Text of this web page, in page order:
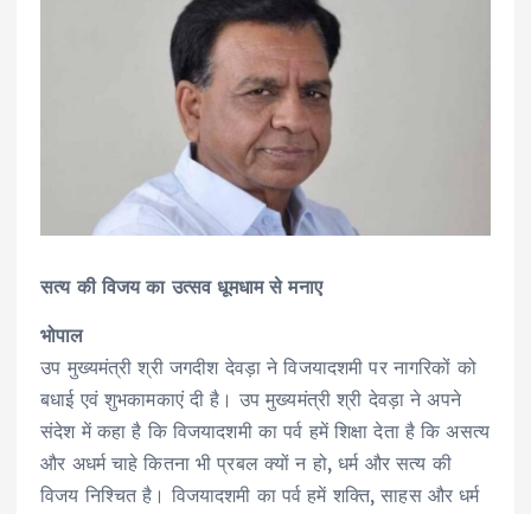
सत्य की विजय का उत्सव धूमधाम से मनाए
भोपाल
उप मुख्यमंत्री श्री जगदीश देवड़ा ने विजयादशमी पर नागरिकों को
बधाई एवं शुभकामकाएं दी है। उप मुख्यमंत्री श्री देवड़ा ने अपने
संदेश में कहा है कि विजयादशमी का पर्व हमें शिक्षा देता है कि असत्य
और अधर्म चाहे कितना भी प्रबल क्यों न हो, धर्म और सत्य की
विजय निश्चित है। विजयादशमी का पर्व हमें शक्ति, साहस और धर्म